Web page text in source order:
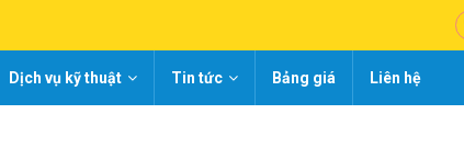
Dịch vụ kỹ thuật Tin tức Bảng giá Liên hệ